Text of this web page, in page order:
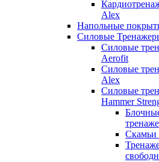
Alex
Напольные
Силовые
Силовые
Aerofit
Силовые
Alex
Силовые
Hammer
Скамьи